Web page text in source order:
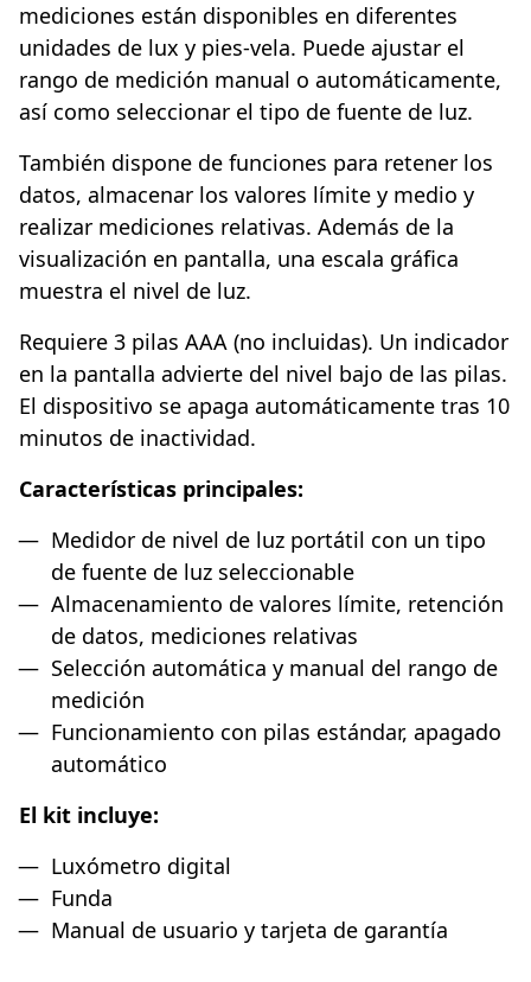
mediciones están disponibles en diferentes
unidades de lux y pies-vela. Puede ajustar el
rango de medición manual o automáticamente,
así como seleccionar el tipo de fuente de luz.
También dispone de funciones para retener los
datos, almacenar los valores límite y medio y
realizar mediciones relativas. Además de la
visualización en pantalla, una escala gráfica
muestra el nivel de luz.
Requiere 3 pilas AAA (no incluidas). Un indicador
en la pantalla advierte del nivel bajo de las pilas.
El dispositivo se apaga automáticamente tras 10
minutos de inactividad.
Características principales:
Medidor de nivel de luz portátil con un tipo
de fuente de luz seleccionable
Almacenamiento de valores límite, retención
de datos, mediciones relativas
Selección automática y manual del rango de
medición
Funcionamiento con pilas estándar, apagado
automático
El kit incluye:
Luxómetro digital
Funda
Manual de usuario y tarjeta de garantía